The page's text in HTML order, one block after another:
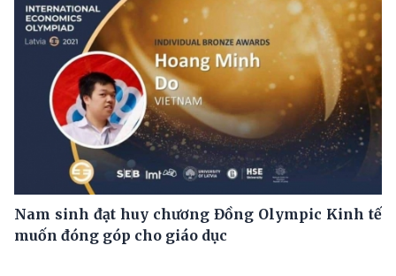
Nam sinh đạt huy chương Đồng Olympic Kinh tế
muốn đóng góp cho giáo dục